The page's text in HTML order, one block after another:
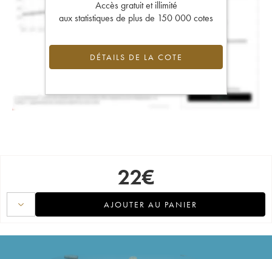
Accès gratuit et illimité
aux statistiques de plus de 150 000 cotes
DÉTAILS DE LA COTE
22€
AJOUTER AU PANIER